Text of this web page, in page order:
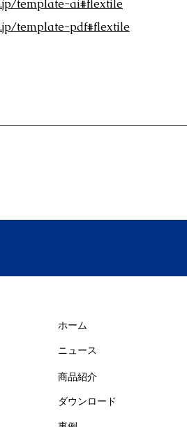
template-ai#flextile
template-pdf#flextile
ホーム
ニュース
商品紹介
ダウンロード